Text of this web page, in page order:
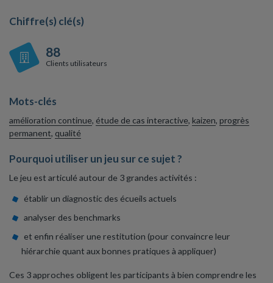
Chiffre(s) clé(s)
88
Clients utilisateurs
Mots-clés
amélioration continue, étude de cas interactive, kaizen, progrès
permanent, qualité
Pourquoi utiliser un jeu sur ce sujet ?
Le jeu est articulé autour de 3 grandes activités :
établir un diagnostic des écueils actuels
analyser des benchmarks
et enfin réaliser une restitution (pour convaincre leur
hiérarchie quant aux bonnes pratiques à appliquer)
Ces 3 approches obligent les participants à bien comprendre les